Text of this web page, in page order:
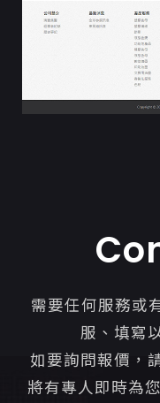
需要任何服務或
服、填寫
如要詢問報價，
將有專人即時為